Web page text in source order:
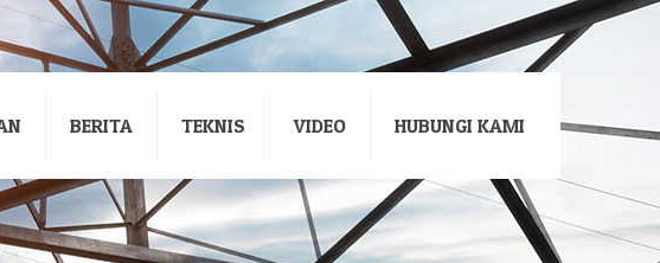
BERITA TEKNIS VIDEO HUBUNGI KAMI